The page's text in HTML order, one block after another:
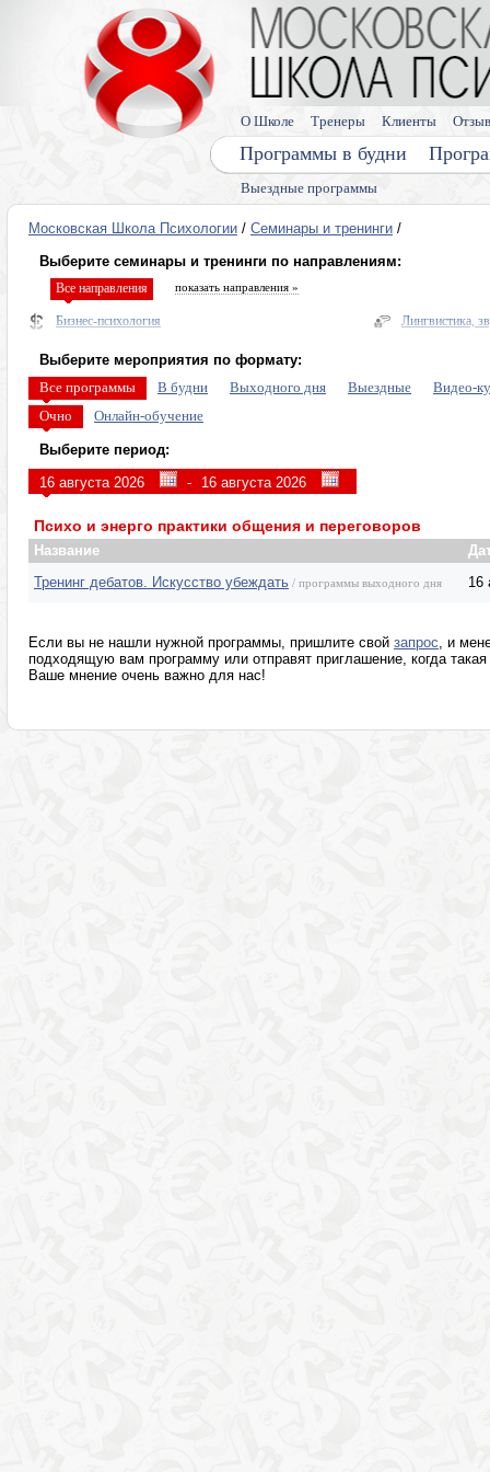
Выездные программы
Программы в будни
О Школе Тренеры Клиенты
Московская Школа Психологии / Семинары и тренинги /
Выберите семинары и тренинги по направлениям:
Все направления показать направления »
Бизнес-психология
Диагностика и прогнозирование
Психо и энерго практики общения и переговоров
Управление мышлением
Персональные пси-возможности
Гипноз, интуиция, сны
Лингвистика,
Выберите мероприятия по формату:
Все программы
В будни Выходного дня Выездные
Видео-
Очно
Онлайн-обучение
Выберите период:
-
Психо и энерго практики общения и переговоров
Название
Тренинг дебатов. Искусство убеждать / программы выходного дня 16
Если вы не нашли нужной программы, пришлите свой запрос, и
подходящую вам программу или отправят приглашение, когда
Ваше мнение очень важно для нас!